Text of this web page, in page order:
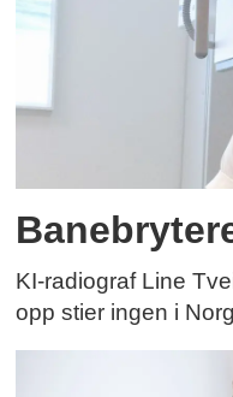
KI-radiograf Line
opp stier ingen i